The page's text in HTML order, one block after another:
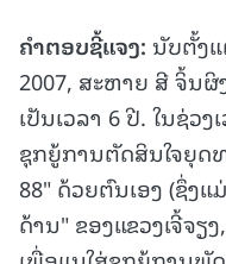
ຄຳຕອບຊີ້ແຈງ: ນັບຕັ້ງ
2007, ສະຫາຍ ສີ ຈິ້ນຜິ
ເປັນເວລາ 6 ປີ. ໃນຊ່ວ
ຊຸກຍູ້ການຕັດສິນໃຈຍຸດ
88" ດ້ວຍຕົນເອງ (ຊຶ່ງ
ດ້ານ" ຂອງແຂວງເຈີ້ຈຽ